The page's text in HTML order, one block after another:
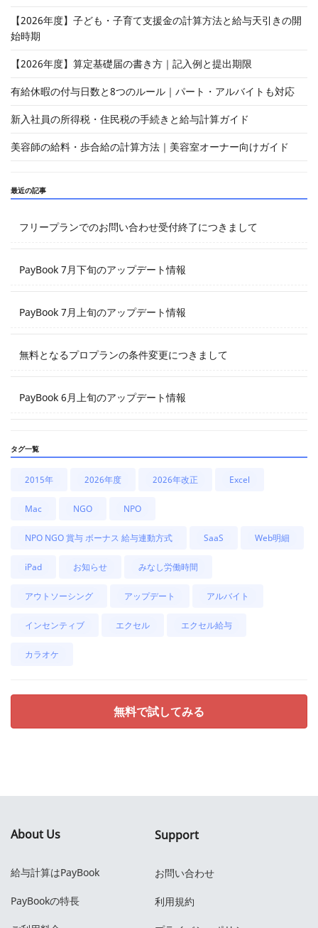
【2026年度】子ども・子育て支援金の計算方法と給与天引きの開
始時期
【2026年度】算定基礎届の書き方｜記入例と提出期限
有給休暇の付与日数と8つのルール｜パート・アルバイトも対応
新入社員の所得税・住民税の手続きと給与計算ガイド
美容師の給料・歩合給の計算方法｜美容室オーナー向けガイド
最近の記事
フリープランでのお問い合わせ受付終了につきまして
PayBook 7月下旬のアップデート情報
PayBook 7月上旬のアップデート情報
無料となるプロプランの条件変更につきまして
PayBook 6月上旬のアップデート情報
タグ一覧
2015年 2026年度 2026年改正 Excel
Mac NGO NPO
NPO NGO 賞与 ボーナス 給与連動方式 SaaS Web明細
iPad お知らせ みなし労働時間
アウトソーシング アップデート アルバイト
インセンティブ エクセル エクセル給与
カラオケ
無料で試してみる
About Us
給与計算はPayBook
PayBookの特長
Support
お問い合わせ
利用規約